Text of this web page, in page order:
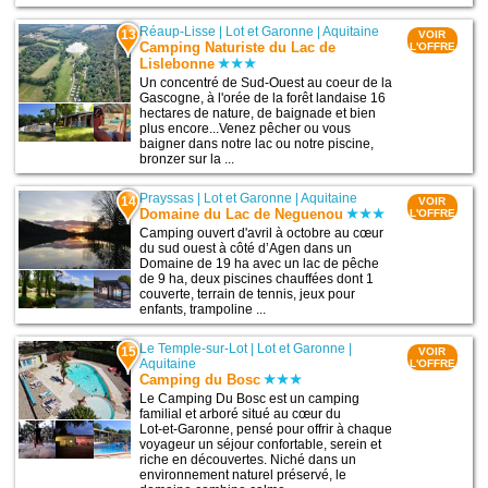
13 Réaup-Lisse | Lot et Garonne |Aquitaine
Camping Naturiste du Lac de
Lislebonne
Un concentré de Sud-Ouest au coeur de la
Gascogne, à l'orée de la forêt landaise 16
hectares de nature, de baignade et bien
plus encore...Venez pêcher ou vous
baigner dans notre lac ou notre piscine,
bronzer sur la ...
VOIR
L'OFFRE
14 Prayssas | Lot et Garonne |Aquitaine
Domaine du Lac de Neguenou
Camping ouvert d'avril à octobre au cœur
du sud ouest à côté d’Agen dans un
Domaine de 19 ha avec un lac de pêche
de 9 ha, deux piscines chauffées dont 1
couverte, terrain de tennis, jeux pour
enfants, trampoline ...
VOIR
L'OFFRE
15 Le Temple-sur-Lot| Lot et Garonne
Aquitaine
Camping du Bosc
Le Camping Du Bosc est un camping
familial et arboré situé au cœur du
Lot‑et‑Garonne, pensé pour offrir à chaque
voyageur un séjour confortable, serein et
riche en découvertes. Niché dans un
environnement naturel préservé, le
VOIR
L'OFFRE